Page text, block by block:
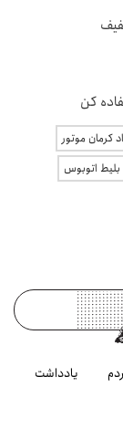
کن
کرمان موتور
بلیط اتوبوس
یادداشت